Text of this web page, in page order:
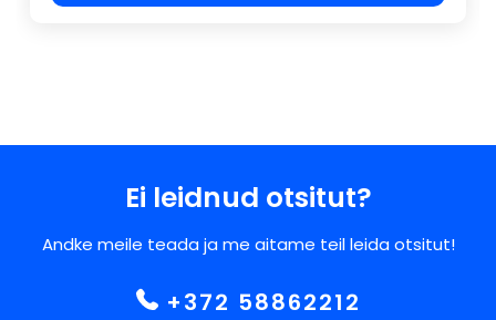
Ei leidnud otsitut?
Andke meile teada ja me aitame teil leida otsitut!
+372 58862212